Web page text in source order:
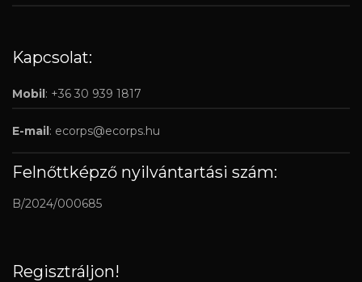
Kapcsolat:
Mobil: +36 30 939 1817
E-mail: ecorps@ecorps.hu
Felnőttképző nyilvántartási szám:
B/2024/000685
Regisztráljon!